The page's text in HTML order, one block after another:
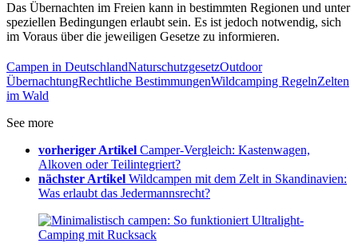
Das Übernachten im Freien kann in bestimmten Regionen und unter
speziellen Bedingungen erlaubt sein. Es ist jedoch notwendig, sich
im Voraus über die jeweiligen Gesetze zu informieren.
Campen in DeutschlandNaturschutzgesetzOutdoor
ÜbernachtungRechtliche BestimmungenWildcamping RegelnZelten
im Wald
See more
vorheriger Artikel Camper-Vergleich: Kastenwagen,
Alkoven oder Teilintegriert?
nächster Artikel Wildcampen mit dem Zelt in Skandinavien:
Was erlaubt das Jedermannsrecht?